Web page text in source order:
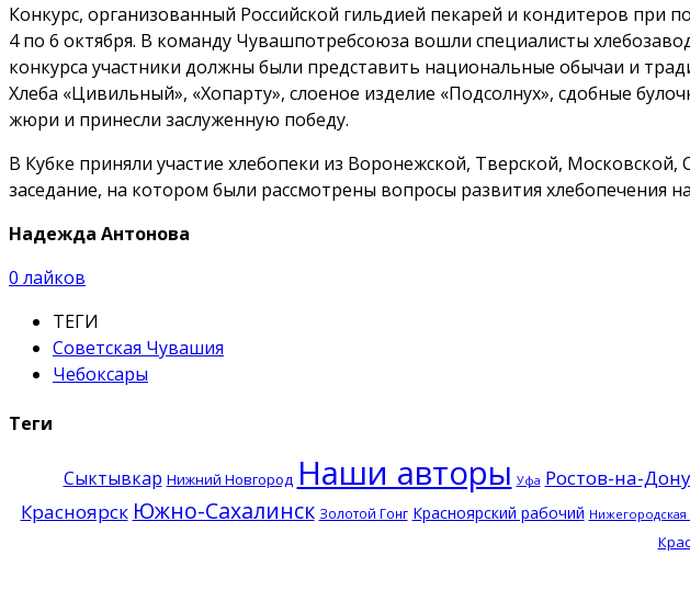
Конкурс, организованный Российской гильдией пекарей и кондитеров при
4 по 6 октября. В команду Чувашпотребсоюза вошли специалисты
конкурса участники должны были представить национальные обычаи и
Хлеба «Цивильный», «Хопарту», слоеное изделие «Подсолнух», сдобные
жюри и принесли заслуженную победу.
В Кубке приняли участие хлебопеки из Воронежской, Тверской,
заседание, на котором были рассмотрены вопросы развития хлебопечения
Надежда Антонова
0 лайков
ТЕГИ
Советская Чувашия
Чебоксары
Теги
Сыктывкар Нижний Новгород Наши авторы Уфа Ростов-на-Дону
Красноярск Южно-Сахалинск Золотой Гонг Красноярский рабочий Нижегородская